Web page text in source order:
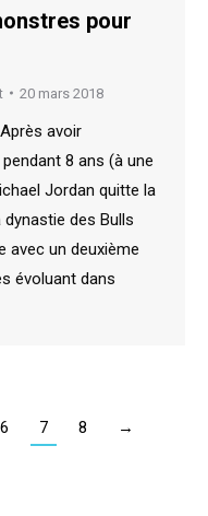
pour
20 mars 2018
avoir
8 ans (à une
Jordan quitte la
des Bulls
avec un deuxième
évoluant dans
6 7 8 →